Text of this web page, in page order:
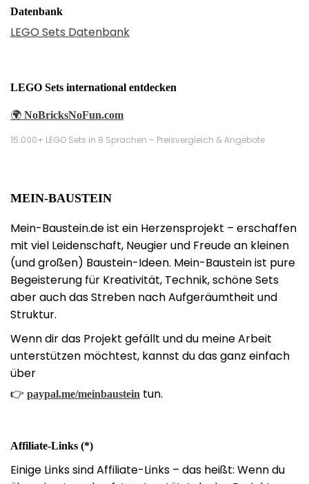
Datenbank
LEGO Sets Datenbank
LEGO Sets international entdecken
🌍 NoBricksNoFun.com
15.000+ LEGO Sets in 8 Sprachen – Preisvergleich & Angebote
MEIN-BAUSTEIN
Mein-Baustein.de ist ein Herzensprojekt – erschaffen
mit viel Leidenschaft, Neugier und Freude an kleinen
(und großen) Baustein-Ideen. Mein-Baustein ist pure
Begeisterung für Kreativität, Technik, schöne Sets
aber auch das Streben nach Aufgeräumtheit und
Struktur.
Wenn dir das Projekt gefällt und du meine Arbeit
unterstützen möchtest, kannst du das ganz einfach
über
👉 paypal.me/meinbaustein tun.
Affiliate-Links (*)
Einige Links sind Affiliate-Links – das heißt: Wenn du